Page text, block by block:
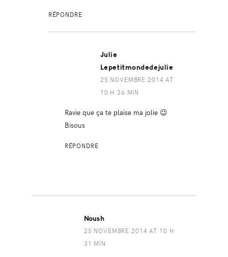
RÉPONDRE
Julie
Lepetitmondedejulie
25 NOVEMBRE 2014 AT
10 H 36 MIN
Ravie que ça te plaise ma jolie 😉
Bisous
RÉPONDRE
Noush
25 NOVEMBRE 2014 AT 10 H
31 MIN